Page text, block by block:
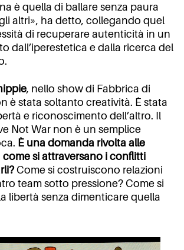
è quella di ballare senza paura
altri», ha detto, collegando quel
di recuperare autenticità in un
dall’iperestetica e dalla ricerca del
, nello show di Fabbrica di
è stata soltanto creatività. È stata
e riconoscimento dell’altro. Il
Not War non è un semplice
È una domanda rivolta alle
come si attraversano i conflitti
Come si costruiscono relazioni
team sotto pressione? Come si
libertà senza dimenticare quella